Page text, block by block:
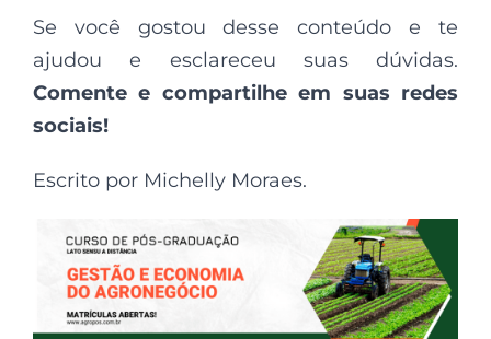
Se você gostou desse conteúdo e te
ajudou e esclareceu suas dúvidas.
Comente e compartilhe em suas redes
sociais!
Escrito por Michelly Moraes.